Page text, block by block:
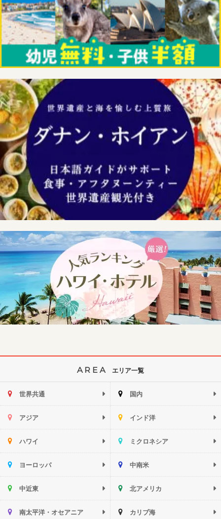
AREA エリア一覧
世界共通 国内
アジア インド洋
ハワイ ミクロネシア
ヨーロッパ 中南米
中近東 北アメリカ
南太平洋・オセアニア カリブ海